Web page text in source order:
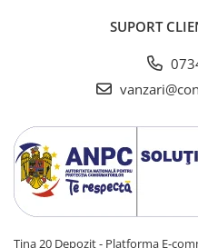
Tencuiala decorativa
Sape
De Egalizare
Autonivelante
Grunduri si Amorse
SUPORT
Tina 20 Depozit - Platforma E-